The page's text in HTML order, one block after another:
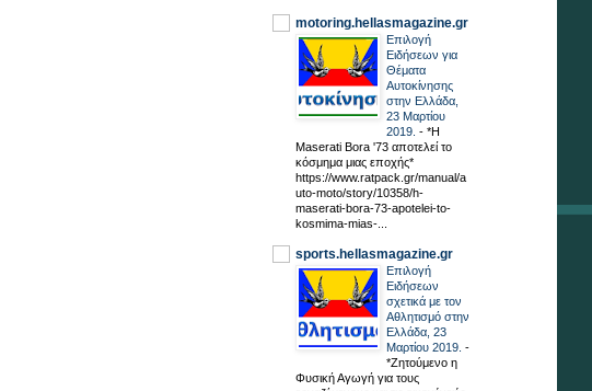
motoring.hellasmagazine.gr
Επιλογή
Ειδήσεων για
Θέματα
Αυτοκίνησης
στην Ελλάδα,
23 Μαρτίου
2019. - *H
Maserati Bora '73 αποτελεί το
κόσμημα μιας εποχής*
https://www.ratpack.gr/manual/a
uto-moto/story/10358/h-
maserati-bora-73-apotelei-to-
kosmima-mias-...
sports.hellasmagazine.gr
Επιλογή
Ειδήσεων
σχετικά με τον
Αθλητισμό στην
Ελλάδα, 23
Μαρτίου 2019. -
*Ζητούμενο η
Φυσική Αγωγή για τους